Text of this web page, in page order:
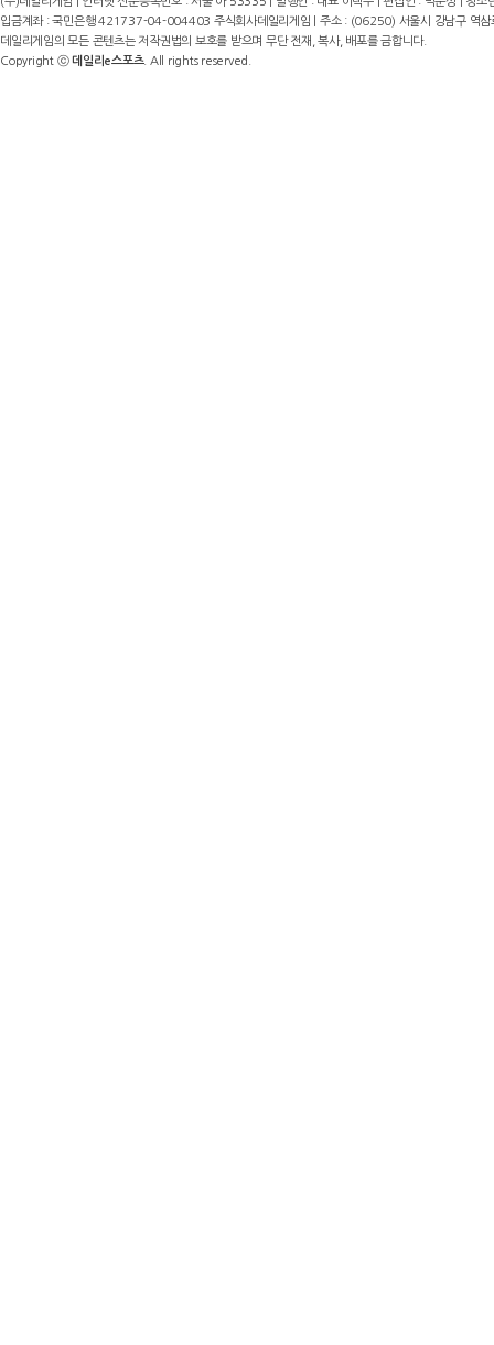
입금계좌 : 국민은행 421737-04-004403 주식회사데일리게임 | 주소 : (06250) 서울시 강남구
데일리게임의 모든 콘텐츠는 저작권법의 보호를 받으며 무단 전재, 복사, 배포를 금합니다.
Copyright ⓒ데일리e스포츠. All rights reserved.